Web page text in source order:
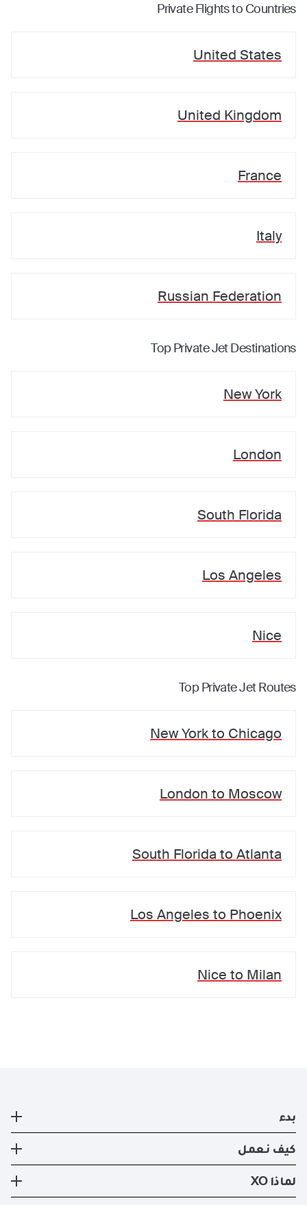
Private Flights to Countries
United States
United Kingdom
France
Italy
Russian Federation
Top Private Jet Destinations
New York
London
South Florida
Los Angeles
Nice
Top Private Jet Routes
New Yorkto Chicago
London to Moscow
South Florida to Atlanta
Los Angeles to Phoenix
Nice to Milan
بدء
طائرة خاصة
التسجيل
كيف نعمل
كيف نعمل
طرق السفر
لماذا XO